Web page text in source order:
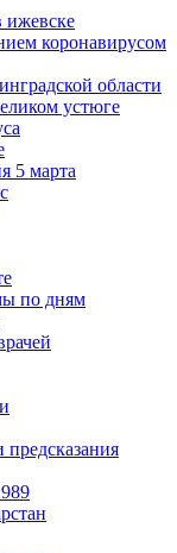
ижевске
коронавирусом
области
устюге
5 марта
по дням
предсказания